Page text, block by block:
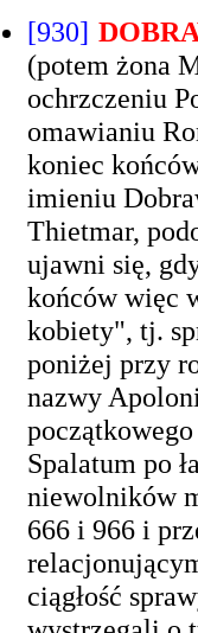
[930]
(potem żona
ochrzczeniu
omawianiu
koniec
imieniu
Thietmar,
ujawni się,
końców więc
kobiety", tj.
poniżej przy
nazwy
Spalatum po
niewolników
666 i 966 i
ciągłość